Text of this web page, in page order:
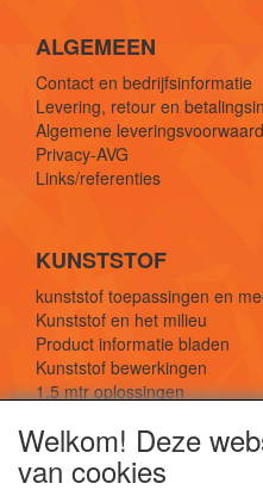
ALGEMEEN
Contact en bedrijfsinformatie
Levering, retour en
Algemene
Privacy-AVG
Links/referenties
KUNSTSTOF
kunststof toepassingen en
Kunststof en het milieu
Product informatie bladen
Kunststof bewerkingen
1,5 mtr oplossingen
Welkom! Deze
van cookies